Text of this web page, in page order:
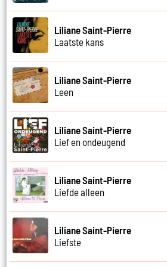
Liliane Saint-Pierre
Laatste kans
Liliane Saint-Pierre
Leen
Liliane Saint-Pierre
Lief en ondeugend
Liliane Saint-Pierre
Liefde alleen
Liliane Saint-Pierre
Liefste